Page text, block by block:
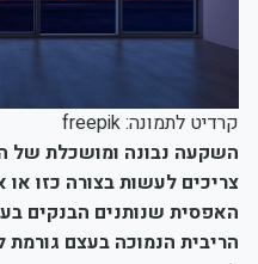
קרדיט לתמונה: freepik
השקעה נבונה ומושכלת של
צריכים לעשות בצורה כזו
האפסית שנותנים הבנקים
הריבית הנמוכה בעצם